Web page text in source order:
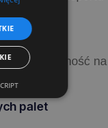
albo
odporność na
palet